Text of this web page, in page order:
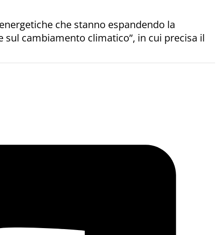
che stanno espandendo la
cambiamento climatico”, in cui precisa il